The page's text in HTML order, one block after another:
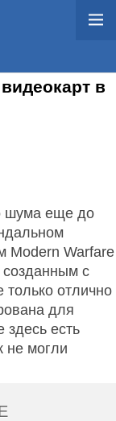
в
шума еще до
Modern Warfare
с
отлично
для
есть
не могли